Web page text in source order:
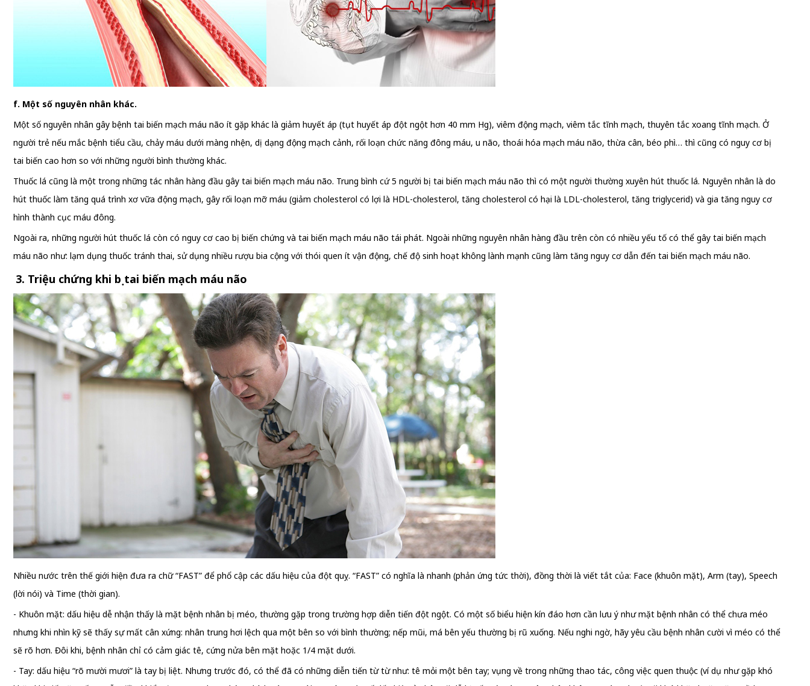
f. Một số nguyên nhân khác.
Một số nguyên nhân gây bệnh tai biến mạch máu não ít gặp khác là giảm huyết áp (tụt huyết áp đột ngột hơn 40 mm Hg), viêm động mạch, viêm tắc tĩnh mạch, thuyên tắc xoang tĩnh mạch. Ở
người trẻ nếu mắc bệnh tiểu cầu, chảy máu dưới màng nhện, dị dạng động mạch cảnh, rối loạn chức năng đông máu, u não, thoái hóa mạch máu não, thừa cân, béo phì… thì cũng có nguy cơ bị
tai biến cao hơn so với những người bình thường khác.
Thuốc lá cũng là một trong những tác nhân hàng đầu gây tai biến mạch máu não. Trung bình cứ 5 người bị tai biến mạch máu não thì có một người thường xuyên hút thuốc lá. Nguyên nhân là do
hút thuốc làm tăng quá trình xơ vữa động mạch, gây rối loạn mỡ máu (giảm cholesterol có lợi là HDL-cholesterol, tăng cholesterol có hại là LDL-cholesterol, tăng triglycerid) và gia tăng nguy cơ
hình thành cục máu đông.
Ngoài ra, những người hút thuốc lá còn có nguy cơ cao bị biến chứng và tai biến mạch máu não tái phát. Ngoài những nguyên nhân hàng đầu trên còn có nhiều yếu tố có thể gây tai biến mạch
máu não như: lạm dụng thuốc tránh thai, sử dụng nhiều rượu bia cộng với thói quen ít vận động, chế độ sinh hoạt không lành mạnh cũng làm tăng nguy cơ dẫn đến tai biến mạch máu não.
3. Triệu chứng khi bị tai biến mạch máu não
Nhiều nước trên thế giới hiện đưa ra chữ “FAST” để phổ cập các dấu hiệu của đột quỵ. “FAST” có nghĩa là nhanh (phản ứng tức thời), đồng thời là viết tắt của: Face (khuôn mặt), Arm (tay), Speech
(lời nói) và Time (thời gian).
- Khuôn mặt: dấu hiệu dễ nhận thấy là mặt bệnh nhân bị méo, thường gặp trong trường hợp diễn tiến đột ngột. Có một số biểu hiện kín đáo hơn cần lưu ý như mặt bệnh nhân có thể chưa méo
nhưng khi nhìn kỹ sẽ thấy sự mất cân xứng: nhân trung hơi lệch qua một bên so với bình thường; nếp mũi, má bên yếu thường bị rũ xuống. Nếu nghi ngờ, hãy yêu cầu bệnh nhân cười vì méo có thể
sẽ rõ hơn. Đôi khi, bệnh nhân chỉ có cảm giác tê, cứng nửa bên mặt hoặc 1/4 mặt dưới.
- Tay: dấu hiệu “rõ mười mươi” là tay bị liệt. Nhưng trước đó, có thể đã có những diễn tiến từ từ như: tê mỏi một bên tay; vụng về trong những thao tác, công việc quen thuộc (ví dụ như gặp khó